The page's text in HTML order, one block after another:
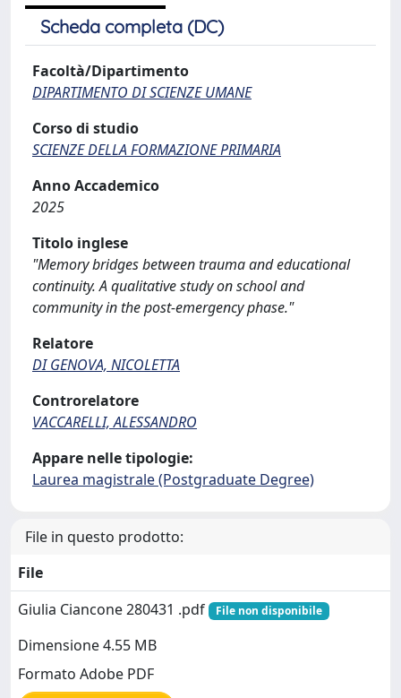
Scheda completa (DC)
Facoltà/Dipartimento
DIPARTIMENTO DI SCIENZE UMANE
Corso di studio
SCIENZE DELLA FORMAZIONE PRIMARIA
Anno Accademico
2025
Titolo inglese
"Memory bridges between trauma and educational
continuity. A qualitative study on school and
community in the post-emergency phase."
Relatore
DI GENOVA, NICOLETTA
Controrelatore
VACCARELLI, ALESSANDRO
Appare nelle tipologie:
Laurea magistrale (Postgraduate Degree)
File in questo prodotto:
File
Giulia Ciancone 280431 .pdf
File non disponibile
Dimensione 4.55 MB
Formato Adobe PDF